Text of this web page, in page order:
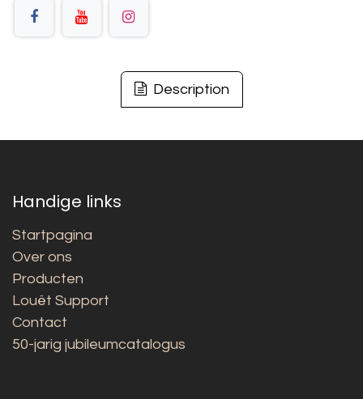
Description
Handige links
Startpagina
Over ons
Producten
Louët Support
Contact
50-jarig jubileumcatalogus